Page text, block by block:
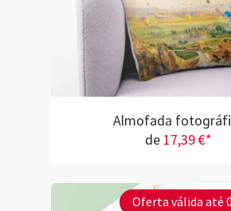
Almofada
de 17,39 €*
Oferta válida até